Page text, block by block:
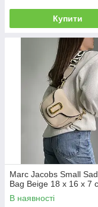
Купити
Marc Jacobs Small
Bag Beige 18 х 16 х 7
В наявності